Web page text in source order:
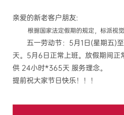
亲爱的新老客户朋友:
根据国家法定假期的规定，标派视
五一劳动节：5月1日(星期五)
天。5月6日正常上班。放假期间正
供 24小时*365天 服务理念。
提前祝大家节日快乐！！！